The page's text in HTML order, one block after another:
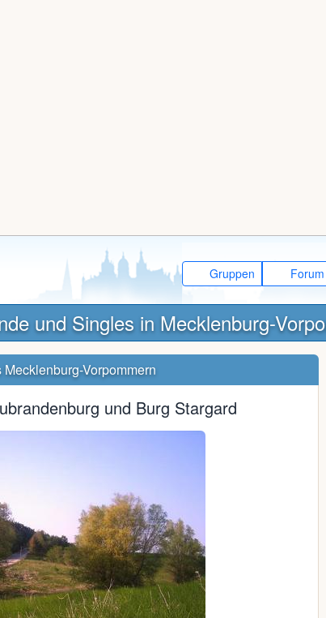
Gruppen Forum
und Singles in Mecklenburg-
Mecklenburg-Vorpommern
und Burg Stargard
33, Grimmen